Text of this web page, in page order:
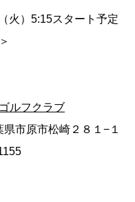
火）5:15スタート予定
ルフクラブ
市原市松崎２８１−１